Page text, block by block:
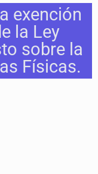
exención
la Ley
sobre la
Físicas.